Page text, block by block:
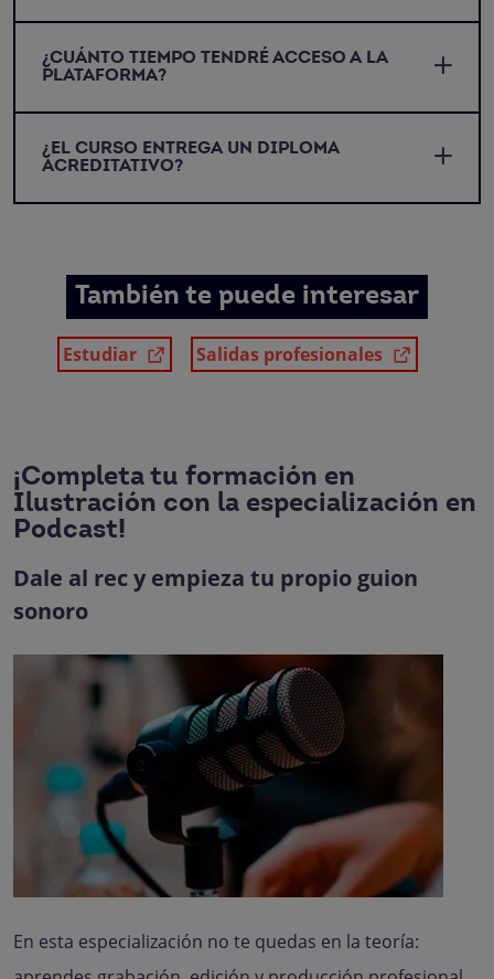
¿CUÁNTO TIEMPO TENDRÉ ACCESO A LA
PLATAFORMA?
¿EL CURSO ENTREGA UN DIPLOMA
ACREDITATIVO?
También te puede interesar
Estudiar Salidas profesionales
¡Completa tu formación en
Ilustración con la especialización en
Podcast!
Dale al rec y empieza tu propio guion
sonoro
En esta especialización no te quedas en la teoría: